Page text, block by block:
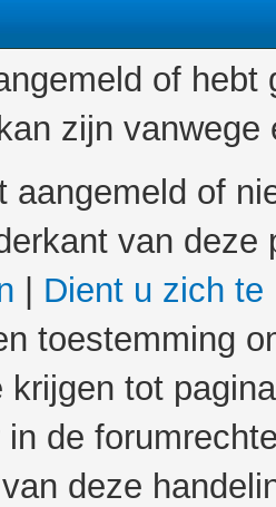
of
zijn
aangemeld of
van
Dient u zich te
toestemming
krijgen tot
in de
deze